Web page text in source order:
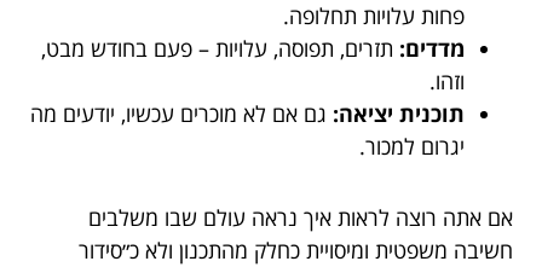
פחות עלויות תחלופה.
מדדים: תזרים, תפוסה, עלויות – פעם בחודש מבט,
וזהו.
תוכנית יציאה: גם אם לא מוכרים עכשיו, יודעים מה
יגרום למכור.
אם אתה רוצה לראות איך נראה עולם שבו משלבים
חשיבה משפטית ומיסויית כחלק מהתכנון ולא כ״סידור